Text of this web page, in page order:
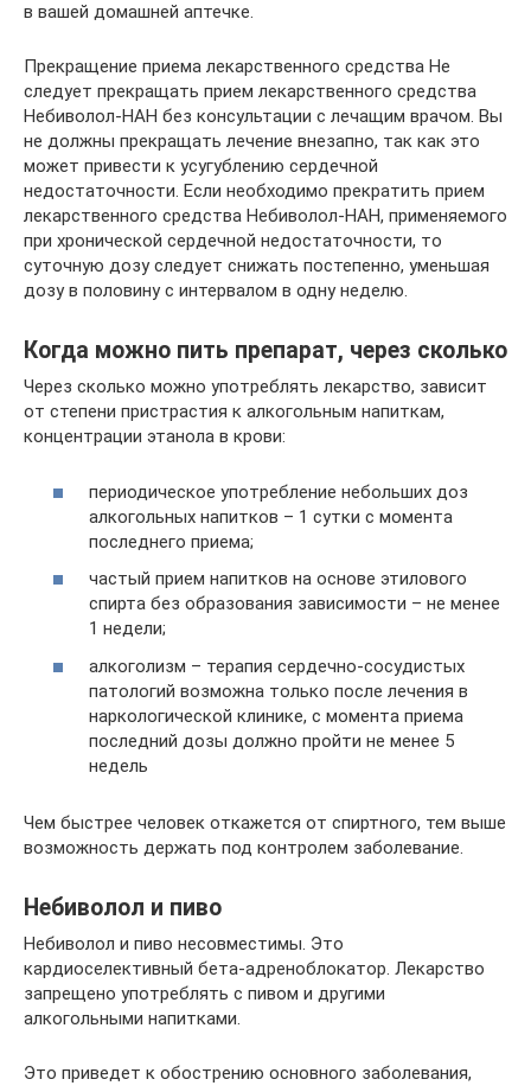
в вашей домашней аптечке.
Прекращение приема лекарственного средства Не
следует прекращать прием лекарственного средства
Небиволол-НАН без консультации с лечащим врачом. Вы
не должны прекращать лечение внезапно, так как это
может привести к усугублению сердечной
недостаточности. Если необходимо прекратить прием
лекарственного средства Небиволол-НАН, применяемого
при хронической сердечной недостаточности, то
суточную дозу следует снижать постепенно, уменьшая
дозу в половину с интервалом в одну неделю.
Когда можно пить препарат, через сколько
Через сколько можно употреблять лекарство, зависит
от степени пристрастия к алкогольным напиткам,
концентрации этанола в крови:
периодическое употребление небольших доз
алкогольных напитков – 1 сутки с момента
последнего приема;
частый прием напитков на основе этилового
спирта без образования зависимости – не менее
1 недели;
алкоголизм – терапия сердечно-сосудистых
патологий возможна только после лечения в
наркологической клинике, с момента приема
последний дозы должно пройти не менее 5
недель
Чем быстрее человек откажется от спиртного, тем выше
возможность держать под контролем заболевание.
Небиволол и пиво
Небиволол и пиво несовместимы. Это
кардиоселективный бета-адреноблокатор. Лекарство
запрещено употреблять с пивом и другими
алкогольными напитками.
Это приведет к обострению основного заболевания,